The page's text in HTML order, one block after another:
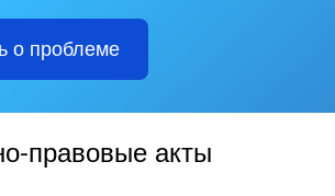
о проблеме
правовые акты